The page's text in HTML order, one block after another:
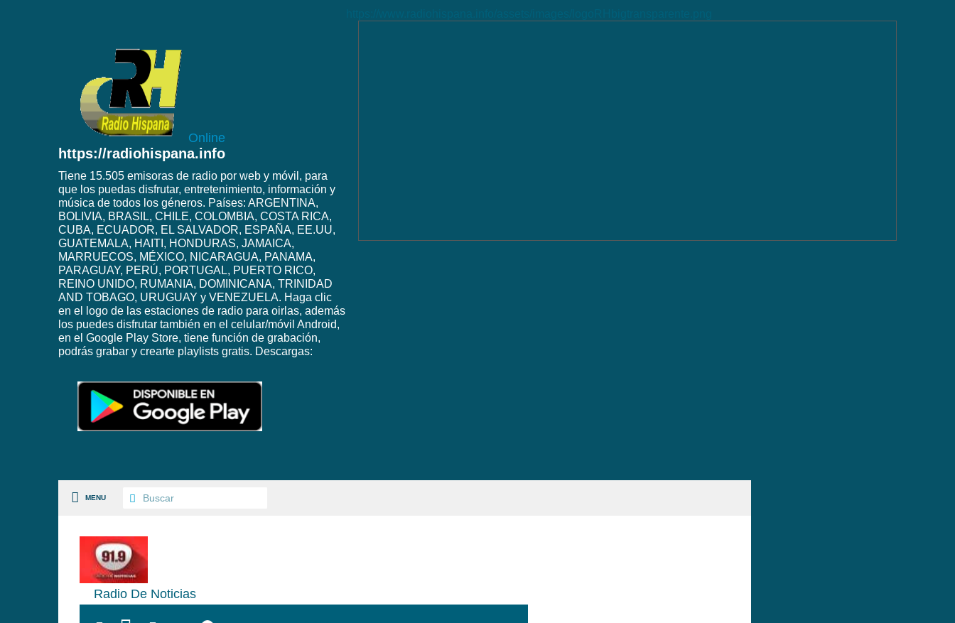
Online
https://radiohispana.info
Tiene 15.505 emisoras de radio por web y móvil, para
que los puedas disfrutar, entretenimiento, información y
música de todos los géneros. Países: ARGENTINA,
BOLIVIA, BRASIL, CHILE, COLOMBIA, COSTA RICA,
CUBA, ECUADOR, EL SALVADOR, ESPAÑA, EE.UU,
GUATEMALA, HAITI, HONDURAS, JAMAICA,
MARRUECOS, MÉXICO, NICARAGUA, PANAMA,
PARAGUAY, PERÚ, PORTUGAL, PUERTO RICO,
REINO UNIDO, RUMANIA, DOMINICANA, TRINIDAD
AND TOBAGO, URUGUAY y VENEZUELA. Haga clic
en el logo de las estaciones de radio para oirlas, además
los puedes disfrutar también en el celular/móvil Android,
en el Google Play Store, tiene función de grabación,
podrás grabar y crearte playlists gratis. Descargas:
MENU
Radio De Noticias